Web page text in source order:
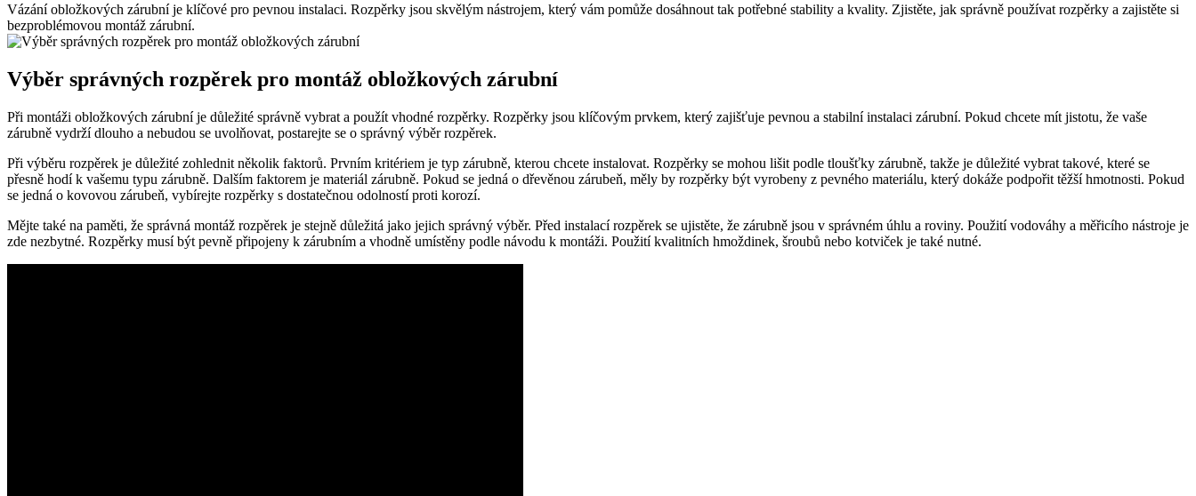
Vázání obložkových zárubní je klíčové pro pevnou instalaci. Rozpěrky jsou skvělým nástrojem, který vám pomůže dosáhnout tak potřebné stability a kvality. Zjistěte, jak správně používat rozpěrky a zajistěte si
bezproblémovou montáž zárubní.
Výběr správných rozpěrek pro montáž obložkových zárubní
Při montáži obložkových zárubní je důležité správně vybrat a použít vhodné rozpěrky. Rozpěrky jsou klíčovým prvkem, který zajišťuje pevnou a stabilní instalaci zárubní. Pokud chcete mít jistotu, že vaše
zárubně vydrží dlouho a nebudou se uvolňovat, postarejte se o správný výběr rozpěrek.
Při výběru rozpěrek je důležité zohlednit několik faktorů. Prvním kritériem je typ zárubně, kterou chcete instalovat. Rozpěrky se mohou lišit podle tloušťky zárubně, takže je důležité vybrat takové, které se
přesně hodí k vašemu typu zárubně. Dalším faktorem je materiál zárubně. Pokud se jedná o dřevěnou zárubeň, měly by rozpěrky být vyrobeny z pevného materiálu, který dokáže podpořit těžší hmotnosti. Pokud
se jedná o kovovou zárubeň, vybírejte rozpěrky s dostatečnou odolností proti korozí.
Mějte také na paměti, že správná montáž rozpěrek je stejně důležitá jako jejich správný výběr. Před instalací rozpěrek se ujistěte, že zárubně jsou v správném úhlu a roviny. Použití vodováhy a měřicího nástroje je
zde nezbytné. Rozpěrky musí být pevně připojeny k zárubním a vhodně umístěny podle návodu k montáži. Použití kvalitních hmoždinek, šroubů nebo kotviček je také nutné.